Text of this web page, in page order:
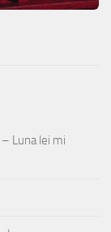
– Luna lei mi